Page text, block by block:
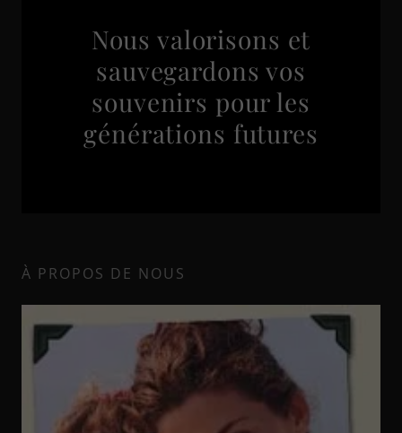
Nous valorisons et
sauvegardons vos
souvenirs pour les
générations futures
À PROPOS DE NOUS